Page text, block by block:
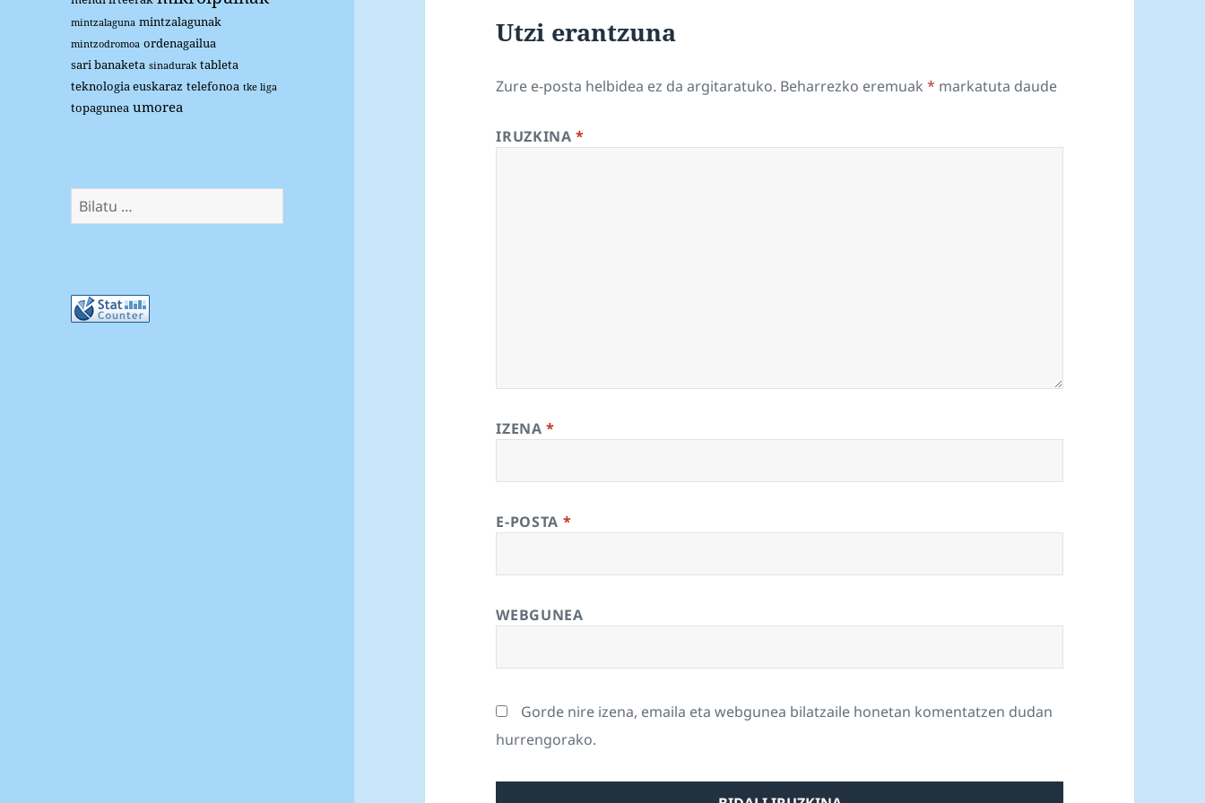
mintzalaguna mintzalagunak
mintzodromoa ordenagailua
sari banaketa sinadurak tableta
teknologia euskaraz telefonoa tke liga
topagunea umorea
Bilatu:
Utzi erantzuna
Zure e-posta helbidea ez da argitaratuko. Beharrezko eremuak* markatuta daude
IRUZKINA*
IZENA*
E-POSTA *
WEBGUNEA
Gorde nire izena, emaila eta webgunea bilatzaile honetan komentatzen dudan
hurrengorako.